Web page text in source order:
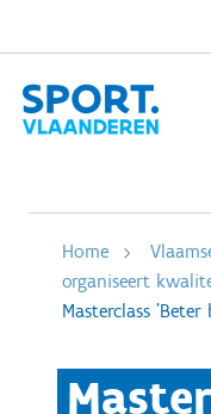
Home
organiseert
Masterclass